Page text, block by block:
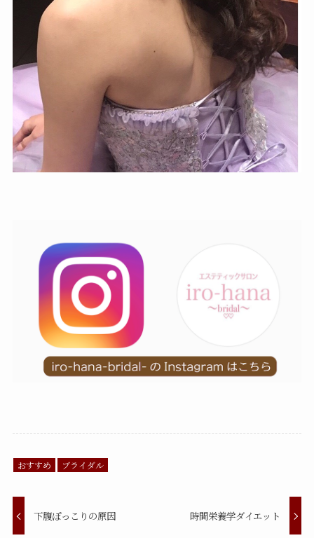
おすすめ ブライダル
下腹ぽっこりの原因 時間栄養学ダイエット